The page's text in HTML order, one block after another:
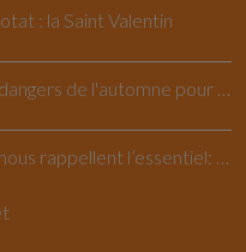
: la Saint Valentin
Vétérinaire La Ciotat - Les dangers de l'automne pour le chiens et les chats
À la Toussaint, nos animaux nous rappellent l’essentiel: vivre l’instant présent